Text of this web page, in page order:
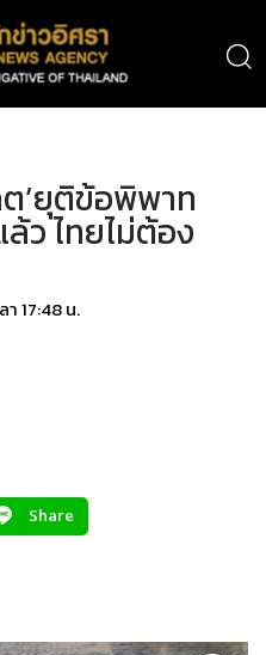
’ยุติข้อพิพาท
ล้ว ไทยไม่ต้อง
17:48 น.
Share